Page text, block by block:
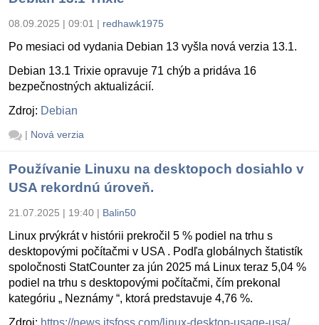
08.09.2025 | 09:01 | redhawk1975
Po mesiaci od vydania Debian 13 vyšla nová verzia 13.1.
Debian 13.1 Trixie opravuje 71 chýb a pridáva 16
bezpečnostných aktualizácií.
Zdroj: Debian
| Nová verzia
Používanie Linuxu na desktopoch dosiahlo v
USA rekordnú úroveň.
21.07.2025 | 19:40 | Balin50
Linux prvýkrát v histórii prekročil 5 % podiel na trhu s
desktopovými počítačmi v USA . Podľa globálnych štatistík
spoločnosti StatCounter za jún 2025 má Linux teraz 5,04 %
podiel na trhu s desktopovými počítačmi, čím prekonal
kategóriu „ Neznámy “, ktorá predstavuje 4,76 %.
Zdroj: https://news.itsfoss.com/linux-desktop-usage-usa/